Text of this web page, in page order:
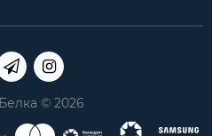
© 2026